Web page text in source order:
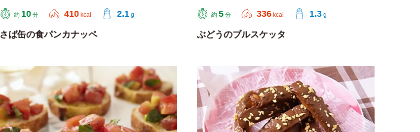
約 10 分 410 kcal 2.1 g
さば缶の食パンカナッペ
約 5 分 336 kcal 1.3 g
ぶどうのブルスケッタ